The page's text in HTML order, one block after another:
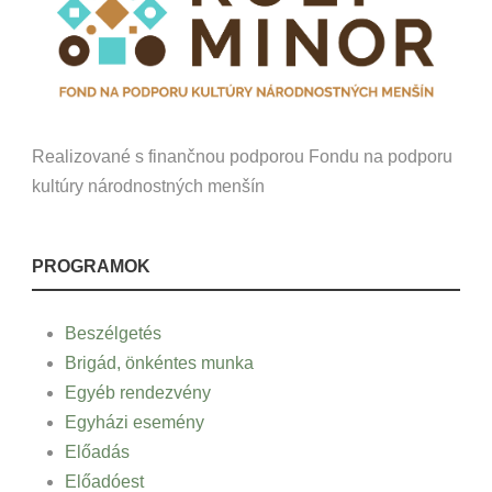
Realizované s finančnou podporou Fondu na podporu
kultúry národnostných menšín
PROGRAMOK
Beszélgetés
Brigád, önkéntes munka
Egyéb rendezvény
Egyházi esemény
Előadás
Előadóest